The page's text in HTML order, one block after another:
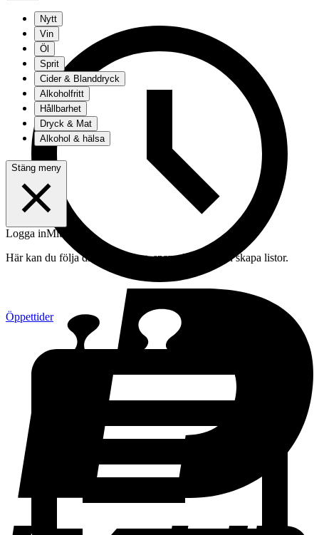
Öppettider
Nytt
Vin
Öl
Sprit
Cider & Blanddryck
Alkoholfritt
Hållbarhet
Dryck & Mat
Alkohol & hälsa
Stäng meny
Logga inMitt konto
Här kan du följa din beställning, spara drycker och skapa listor.